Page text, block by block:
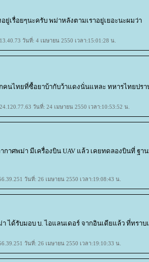
อยู่เรื่อยๆนะครับ พม่าหลังตามเราอยู่เยอะนะผมว่า
วันที่: 4 เมษายน 2550 เวลา:15:01:28 น.
กคนไทยที่ซื้อยาบ้ากับว้าแดงนั่นแหละ ทหารไทยปร
วันที่: 24 เมษายน 2550 เวลา:10:53:52 น.
กาศพม่า มีเครื่องบิน UAV แล้ว เคยทดลองบินที่ ฐา
วันที่: 26 เมษายน 2550 เวลา:19:08:43 น.
ได้รับมอบ บ. ไอแลนเดอร์ จากอินเดียแล้ว ที่ทราบ
วันที่: 26 เมษายน 2550 เวลา:19:10:33 น.